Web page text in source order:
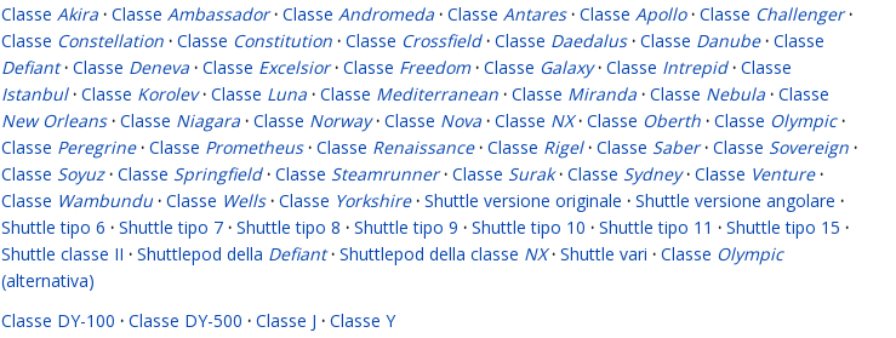
Classe Akira · Classe Ambassador · Classe Andromeda · Classe Antares · Classe Apollo · Classe Challenger ·
Classe Constellation · Classe Constitution · Classe Crossfield · Classe Daedalus · Classe Danube · Classe
Defiant · Classe Deneva · Classe Excelsior · Classe Freedom · Classe Galaxy · Classe Intrepid · Classe
Istanbul · Classe Korolev · Classe Luna · Classe Mediterranean · Classe Miranda · Classe Nebula · Classe
New Orleans · Classe Niagara · Classe Norway · Classe Nova · Classe NX · Classe Oberth · Classe Olympic ·
Classe Peregrine · Classe Prometheus · Classe Renaissance · Classe Rigel · Classe Saber · Classe Sovereign ·
Classe Soyuz · Classe Springfield · Classe Steamrunner · Classe Surak · Classe Sydney · Classe Venture ·
Classe Wambundu · Classe Wells · Classe Yorkshire · Shuttle versione originale · Shuttle versione angolare ·
Shuttle tipo 6 · Shuttle tipo 7 · Shuttle tipo 8 · Shuttle tipo 9 · Shuttle tipo 10 · Shuttle tipo 11 · Shuttle tipo 15 ·
Shuttle classe II · Shuttlepod della Defiant · Shuttlepod della classe NX · Shuttle vari · Classe Olympic
(alternativa)
Classe DY-100 · Classe DY-500 · Classe J · Classe Y